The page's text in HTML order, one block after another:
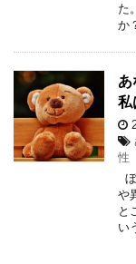
た
か
私
性
や
と
い